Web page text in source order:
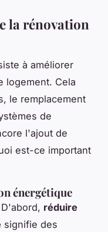
la rénovation
à améliorer
logement. Cela
le remplacement
de
l'ajout de
est-ce important
énergétique
réduire
signifie des